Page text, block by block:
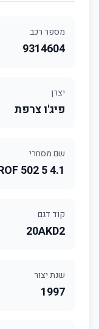
מספר רכב
9314604
יצרן
פיג'ו צרפת
שם מסחרי
4.1 REVEROF 502 5 דל
קוד דגם
20AKD2
שנת יצור
1997